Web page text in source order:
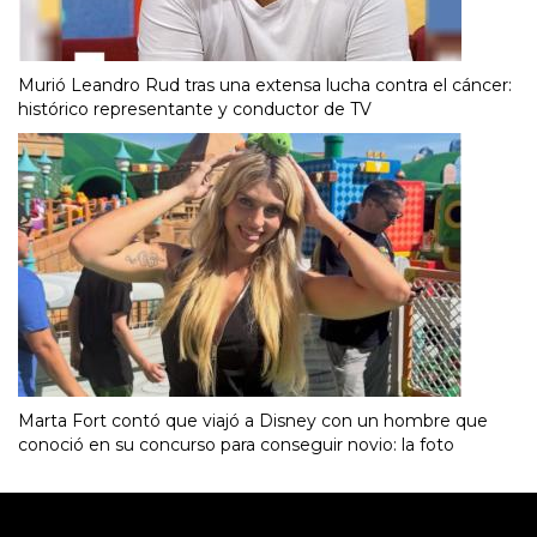
Murió Leandro Rud tras una extensa lucha contra el cáncer:
histórico representante y conductor de TV
Marta Fort contó que viajó a Disney con un hombre que
conoció en su concurso para conseguir novio: la foto